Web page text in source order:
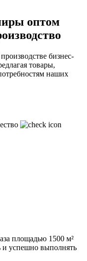
оптом
бизнес-
товары,
наших
площадью 1500 м²
и успешно выполнять